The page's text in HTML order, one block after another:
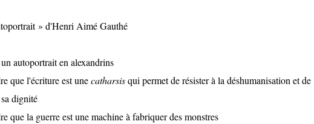
» d'Henri Aimé Gauthé
autoportrait en alexandrins
que l'écriture est unecatharsisqui permet de résister à la déshumanisation et de
dignité
que la guerre est une machine à fabriquer des monstres